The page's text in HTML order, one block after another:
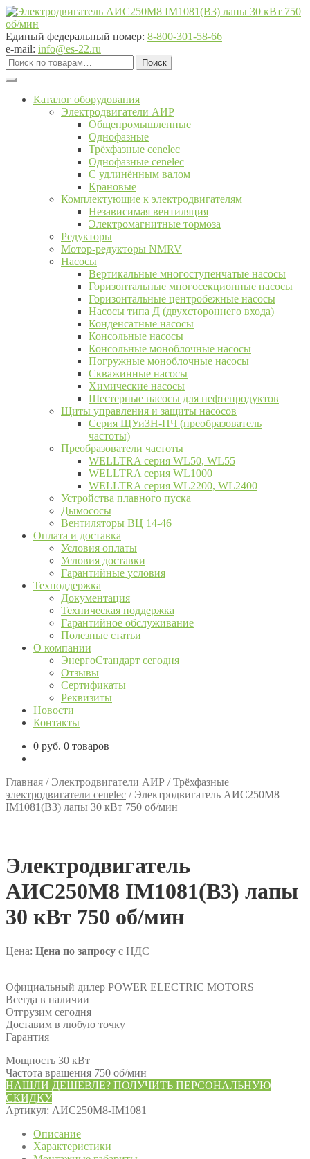
Перейти
к
навигации
Перейти
к
содержимому
Единый федеральный номер: 8-800-301-58-66
e-mail: info@es-22.ru
Искать:
Поиск
Каталог оборудования
Электродвигатели АИР
Общепромышленные
Однофазные
Трёхфазные cenelec
Однофазные cenelec
С удлинённым валом
Крановые
Комплектующие к электродвигателям
Независимая вентиляция
Электромагнитные тормоза
Редукторы
Мотор-редукторы NMRV
Насосы
Вертикальные многоступенчатые насосы
Горизонтальные многосекционные насосы
Горизонтальные центробежные насосы
Насосы типа Д (двухстороннего входа)
Конденсатные насосы
Консольные насосы
Консольные моноблочные насосы
Погружные моноблочные насосы
Скважинные насосы
Химические насосы
Шестерные насосы для нефтепродуктов
Щиты управления и защиты насосов
Серия ЩУиЗН-ПЧ (преобразователь
частоты)
Преобразователи частоты
WELLTRA cерия WL50, WL55
WELLTRA cерия WL1000
WELLTRA серия WL2200, WL2400
Устройства плавного пуска
Дымососы
Вентиляторы ВЦ 14-46
Оплата и доставка
Условия оплаты
Условия доставки
Гарантийные условия
Техподдержка
Документация
Техническая поддержка
Гарантийное обслуживание
Полезные статьи
О компании
ЭнергоСтандарт сегодня
Отзывы
Сертификаты
Реквизиты
Новости
Контакты
0 руб. 0 товаров
Главная / Электродвигатели АИР /Трёхфазные
электродвигатели cenelec / Электродвигатель АИС250М8
IM1081(B3) лапы 30 кВт 750 об/мин
Электродвигатель
АИС250М8 IM1081(B3) лапы
30 кВт 750 об/мин
Цена: Цена по запросу с НДС
Официальный дилер POWER ELECTRIC MOTORS
Всегда в наличии
Отгрузим сегодня
Доставим в любую точку
Гарантия
Мощность 30 кВт
Частота вращения 750 об/мин
НАШЛИ ДЕШЕВЛЕ? ПОЛУЧИТЬ ПЕРСОНАЛЬНУЮ
СКИДКУ
Артикул: АИС250М8-IM1081
Описание
Характеристики